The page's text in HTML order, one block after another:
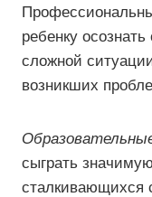
ребенку
сложной
возникших
сыграть
сталкивающихся